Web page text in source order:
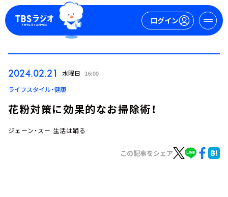
ログイン
ログイン
2024.02.21 水曜日 16:00
ライフスタイル・健康
花粉対策に効果的なお掃除術！
ジェーン・スー 生活は踊る
この記事をシェア